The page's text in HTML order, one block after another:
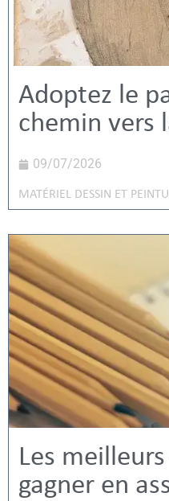
Adoptez le
chemin vers
09/07/2026
MATÉRIEL DESSIN ET
Les
gagner en